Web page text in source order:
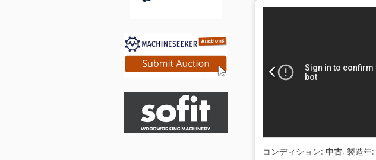
コンディション: 中古, 製造年: